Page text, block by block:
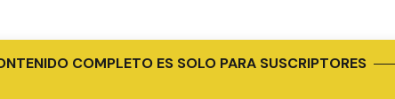
COMPLETO ES SOLO PARA SUSCRIPTORES